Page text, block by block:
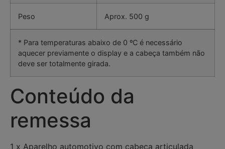
Peso Aprox. 500 g
* Para temperaturas abaixo de 0 ºC é necessário
aquecer previamente o display e a cabeça também não
deve ser totalmente girada.
Conteúdo da
remessa
1 x Aparelho automotivo com cabeça articulada